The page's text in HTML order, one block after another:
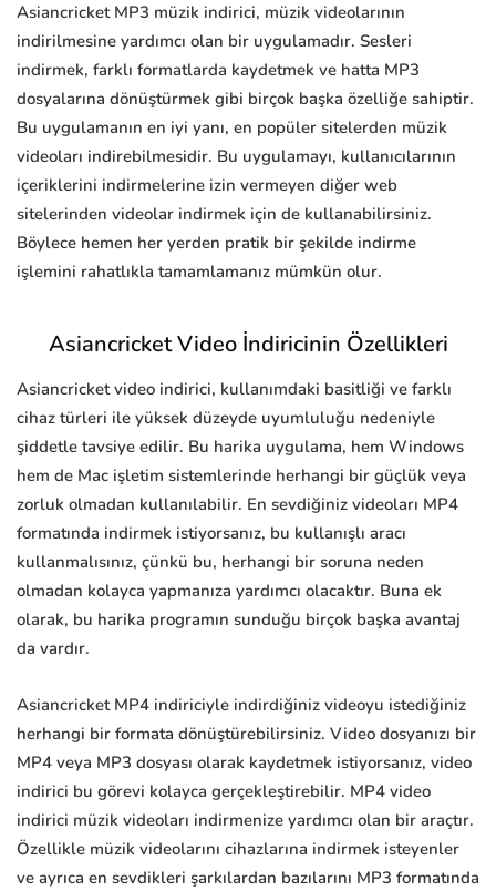
Asiancricket MP3 müzik indirici, müzik videolarının
indirilmesine yardımcı olan bir uygulamadır. Sesleri
indirmek, farklı formatlarda kaydetmek ve hatta MP3
dosyalarına dönüştürmek gibi birçok başka özelliğe sahiptir.
Bu uygulamanın en iyi yanı, en popüler sitelerden müzik
videoları indirebilmesidir. Bu uygulamayı, kullanıcılarının
içeriklerini indirmelerine izin vermeyen diğer web
sitelerinden videolar indirmek için de kullanabilirsiniz.
Böylece hemen her yerden pratik bir şekilde indirme
işlemini rahatlıkla tamamlamanız mümkün olur.
Asiancricket Video İndiricinin Özellikleri
Asiancricket video indirici, kullanımdaki basitliği ve farklı
cihaz türleri ile yüksek düzeyde uyumluluğu nedeniyle
şiddetle tavsiye edilir. Bu harika uygulama, hem Windows
hem de Mac işletim sistemlerinde herhangi bir güçlük veya
zorluk olmadan kullanılabilir. En sevdiğiniz videoları MP4
formatında indirmek istiyorsanız, bu kullanışlı aracı
kullanmalısınız, çünkü bu, herhangi bir soruna neden
olmadan kolayca yapmanıza yardımcı olacaktır. Buna ek
olarak, bu harika programın sunduğu birçok başka avantaj
da vardır.
Asiancricket MP4 indiriciyle indirdiğiniz videoyu istediğiniz
herhangi bir formata dönüştürebilirsiniz. Video dosyanızı bir
MP4 veya MP3 dosyası olarak kaydetmek istiyorsanız, video
indirici bu görevi kolayca gerçekleştirebilir. MP4 video
indirici müzik videoları indirmenize yardımcı olan bir araçtır.
Özellikle müzik videolarını cihazlarına indirmek isteyenler
ve ayrıca en sevdikleri şarkılardan bazılarını MP3 formatında